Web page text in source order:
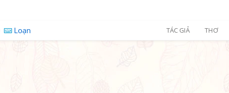
Loạn TÁC GIẢ THƠ